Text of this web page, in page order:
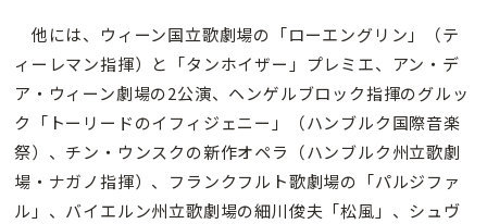
他には、ウィーン国立歌劇場の「ローエングリン」（テ
ィーレマン指揮）と「タンホイザー」プレミエ、アン・デ
ア・ウィーン劇場の2公演、ヘンゲルブロック指揮のグルッ
ク「トーリードのイフィジェニー」（ハンブルク国際音楽
祭）、チン・ウンスクの新作オペラ（ハンブルク州立歌劇
場・ナガノ指揮）、フランクフルト歌劇場の「パルジファ
ル」、バイエルン州立歌劇場の細川俊夫「松風」、シュヴ